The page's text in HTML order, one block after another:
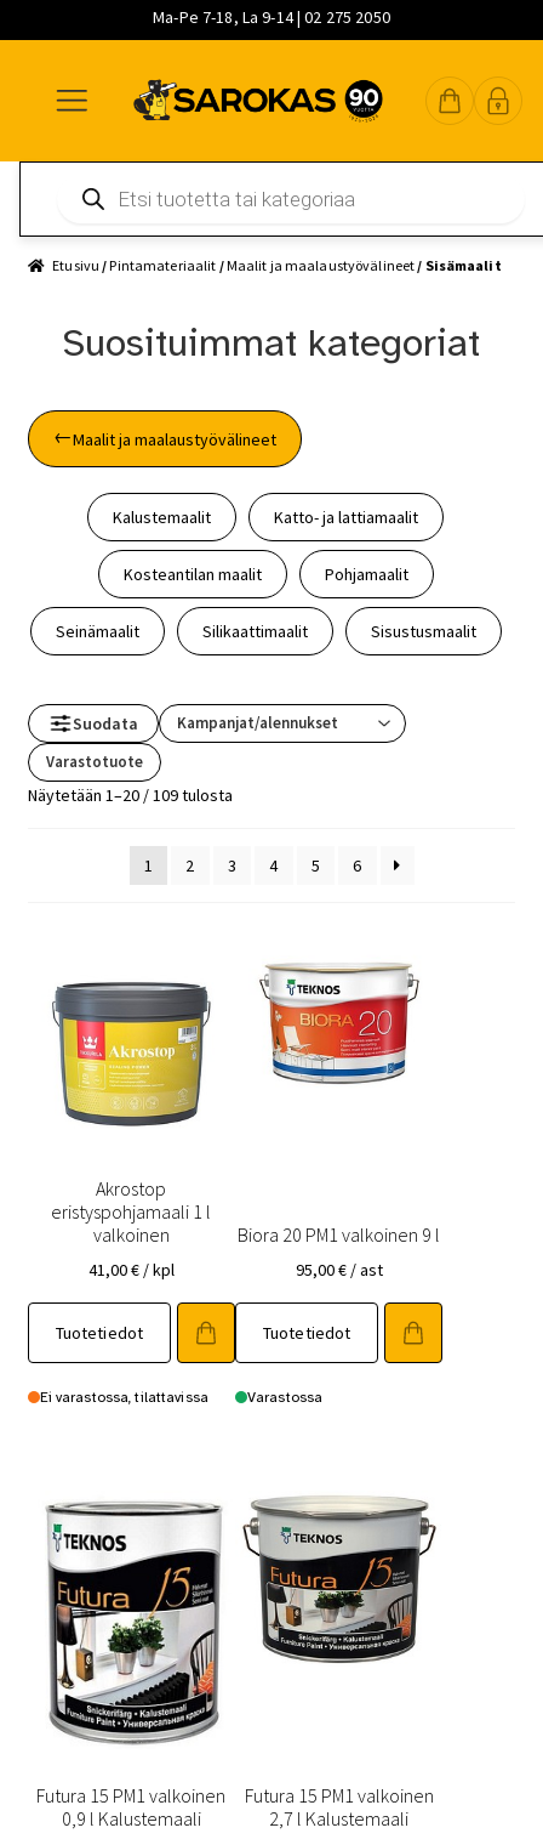
Ma-Pe 7-18, La 9-14 | 02 275 2050
navigointiin
sisältöön
pääsisältöön
search
Etusivu /Pintamateriaalit /Maalit ja maalaustyövälineet / Sisämaalit
Suosituimmat kategoriat
Maalit ja maalaustyövälineet
Kalustemaalit Katto- ja lattiamaalit
Kosteantilan maalit Pohjamaalit
Seinämaalit Silikaattimaalit Sisustusmaalit
Suodata
Varastotuote
Näytetään 1–20 / 109 tulosta
1 2 3 4 5 6
Akrostop
eristyspohjamaali 1 l
valkoinen
41,00€ / kpl
Tuotetiedot
Ei varastossa, tilattavissa
Biora 20 PM1 valkoinen 9 l
95,00€ / ast
Tuotetiedot
Varastossa
Futura 15 PM1 valkoinen
0,9 l Kalustemaali
Futura 15 PM1 valkoinen
2,7 l Kalustemaali